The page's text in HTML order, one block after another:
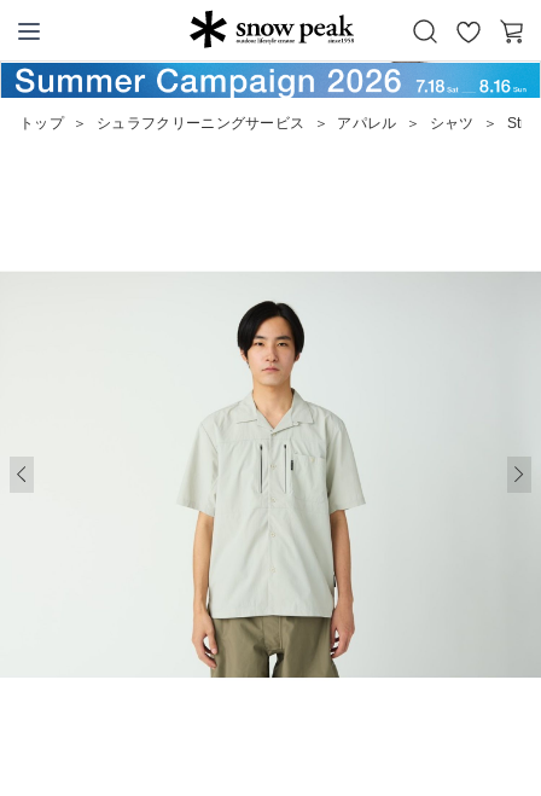
Snow Peak
お
気
カ
ー
トップ ＞ シュラフクリーニングサービス ＞ アパレル ＞ シャツ ＞